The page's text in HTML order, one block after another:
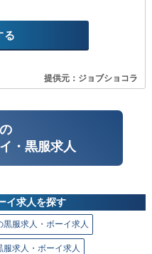
る
提供元：ジョブショコラ
・黒服求人
イ求人を探す
黒服求人・ボーイ求人
服求人・ボーイ求人